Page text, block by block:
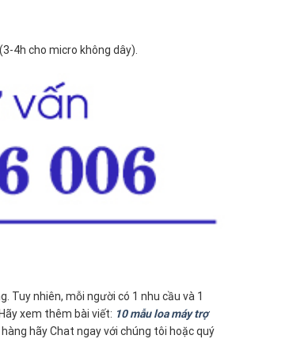
4h cho micro không dây).
Tuy nhiên, mỗi người có 1 nhu cầu và 1
xem thêm bài viết: 10 mẫu loa máy trợ
hãy Chat ngay với chúng tôi hoặc quý